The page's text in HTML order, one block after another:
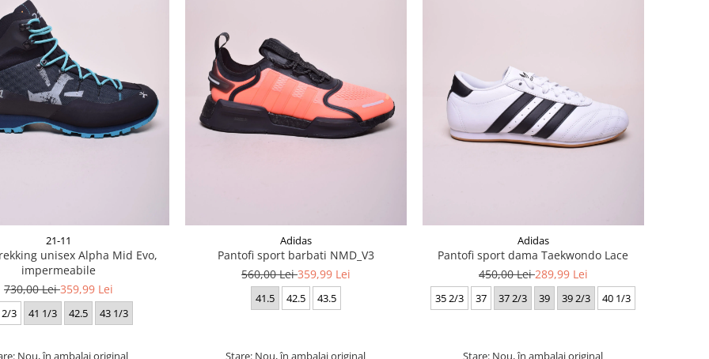
21-11
unisex Alpha Mid Evo,
impermeabile
730,00 Lei359,99 Lei
2/3 41 1/3 42.5 43 1/3
Adidas
Pantofi sport barbati NMD_V3
560,00 Lei359,99 Lei
41.5 42.5 43.5
Adidas
Pantofi sport dama Taekwondo Lace
450,00 Lei289,99 Lei
35 2/3 37 37 2/3 39 39 2/3 40 1/3